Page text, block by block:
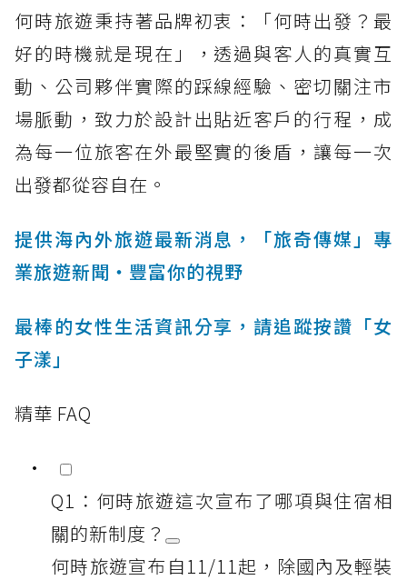
何時旅遊秉持著品牌初衷：「何時出發？最
好的時機就是現在」，透過與客人的真實互
動、公司夥伴實際的踩線經驗、密切關注市
場脈動，致力於設計出貼近客戶的行程，成
為每一位旅客在外最堅實的後盾，讓每一次
出發都從容自在。
提供海內外旅遊最新消息，「旅奇傳媒」專
業旅遊新聞‧豐富你的視野
最棒的女性生活資訊分享，請追蹤按讚「女
子漾」
精華 FAQ
Q1：何時旅遊這次宣布了哪項與住宿相
關的新制度？
何時旅遊宣布自11/11起，除國內及輕裝